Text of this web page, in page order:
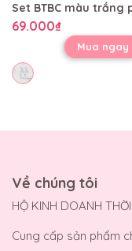
69.000₫
Mua ngay
Về chúng tôi
HỘ KINH DOANH
Cung cấp sản phẩm